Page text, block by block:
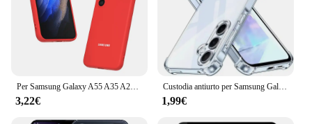
Per Samsung Galaxy A55 A35 A25 A15 A05S A04S Custodia Cover posteriore in silicone liquido per A54 A34 A24 A14 A23 Coque protettiva
3,22€
Custodia antiurto per Samsung Galaxy A55 A54 5G A15 A35 A25 A34 A14 A24 A33 A53 A13 A32 A73 A52 A51 A12 A16 Cover trasparente per telefono
1,99€